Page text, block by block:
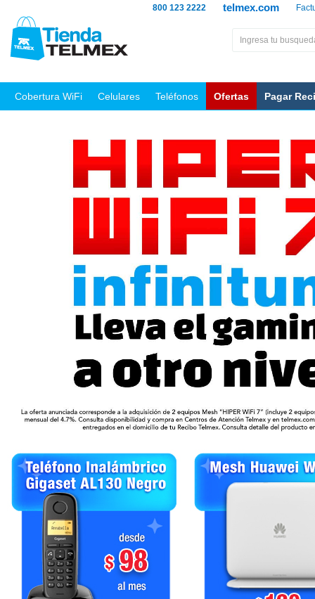
telmex.com
800 123 2222
Cobertura WiFi Celulares Teléfonos Ofertas Pagar